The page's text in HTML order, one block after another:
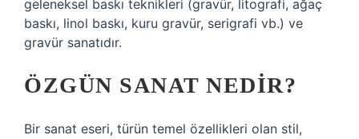
geleneksel baskı teknikleri (gravür, litografi, ağaç
baskı, linol baskı, kuru gravür, serigrafi vb.) ve
gravür sanatıdır.
ÖZGÜN SANAT NEDIR?
Bir sanat eseri, türün temel özellikleri olan stil,